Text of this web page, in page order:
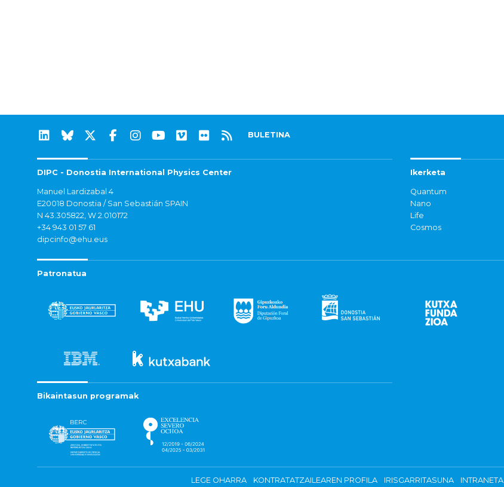
BULETINA
DIPC - Donostia International Physics Center
Manuel Lardizabal 4
E20018 Donostia / San Sebastián SPAIN
N 43.305822, W 2.010172
+34 943 01 57 61
dipcinfo@ehu.eus
Ikerketa
Quantum
Nano
Life
Cosmos
Patronatua
Bikaintasun programak
LEGE OHARRA KONTRATATZAILEAREN PROFILA IRISGARRITASUNA INTRANETA